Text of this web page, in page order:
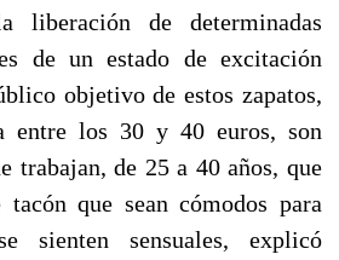
liberación de determinadas
de un estado de excitación
objetivo de estos zapatos,
entre los 30 y 40 euros, son
trabajan, de 25 a 40 años, que
tacón que sean cómodos para
sienten sensuales, explicó